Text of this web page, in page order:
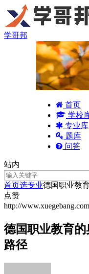
学哥邦
首页
学校
专业库
题库
问答
站内
首页选专业德国职业教
点赞
http://
德国职业教育
路径